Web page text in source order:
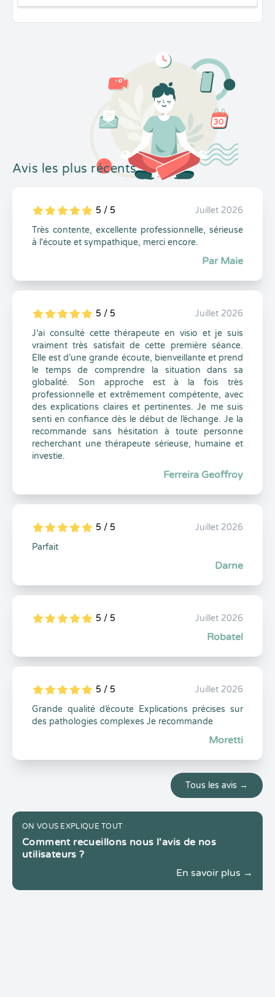
Avis les plus récents
5
1
5
0 5 / 5
Juillet 2026
Très contente, excellente professionnelle, sérieuse
à l'écoute et sympathique, merci encore.
Par Maie
5
1
5
0 5 / 5
Juillet 2026
J’ai consulté cette thérapeute en visio et je suis
vraiment très satisfait de cette première séance.
Elle est d’une grande écoute, bienveillante et prend
le temps de comprendre la situation dans sa
globalité. Son approche est à la fois très
professionnelle et extrêmement compétente, avec
des explications claires et pertinentes. Je me suis
senti en confiance dès le début de l’échange. Je la
recommande sans hésitation à toute personne
recherchant une thérapeute sérieuse, humaine et
investie.
Ferreira Geoffroy
5
1
5
0 5 / 5
Juillet 2026
Parfait
Darne
5
1
5
0 5 / 5 Juillet 2026
Robatel
5
1
5
0 5 / 5
Juillet 2026
Grande qualité d’écoute Explications précises sur
des pathologies complexes Je recommande
Moretti
Tous les avis →
ON VOUS EXPLIQUE TOUT
Comment recueillons nous l'avis de nos
utilisateurs ?
En savoir plus →